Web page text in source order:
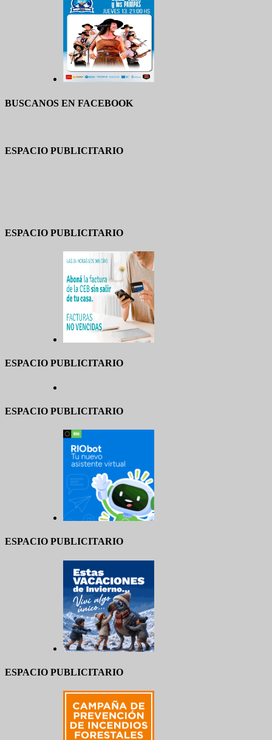
BUSCANOS EN FACEBOOK
ESPACIO PUBLICITARIO
ESPACIO PUBLICITARIO
ESPACIO PUBLICITARIO
ESPACIO PUBLICITARIO
ESPACIO PUBLICITARIO
ESPACIO PUBLICITARIO